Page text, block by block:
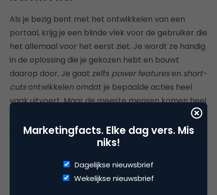
Als je bezig bent met het ontwikkelen van een
portaal, krijg je een blinde vlek voor de gebruiker die
het allemaal voor het eerst ziet. Je wordt ze handig
in de oplossing die je gekozen hebt en bouwt
daarop door. Je gaat zelfs power featuresen short-
cutsontwikkelen omdat je bepaalde acties heel
vaak uitvoert. Maar de meeste mensen komen heel
zelden in een serviceportaal. Hoe vaak per jaar doe
je iets met je stroomrekening? Of hoe vaak doe je
een reparatieverzoek bij de verhuurder? Je ziet al
wachtwoord kwijt bent en een nieuw moet
Marketingfacts. Elke dag vers. Mis
niks!
Dagelijkse nieuwsbrief
Wekelijkse nieuwsbrief